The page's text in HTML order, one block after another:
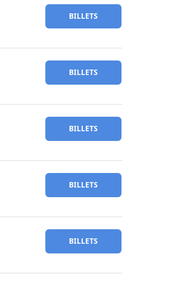
BILLETS
BILLETS
BILLETS
BILLETS
BILLETS